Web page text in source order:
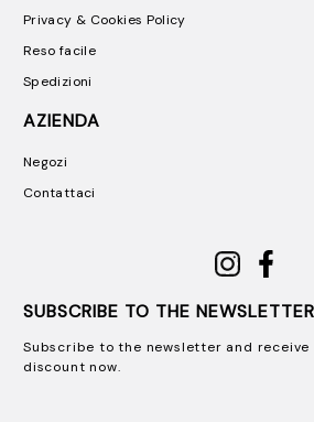
Privacy & Cookies Policy
Reso facile
Spedizioni
AZIENDA
Negozi
Contattaci
SUBSCRIBE TO THE NEWSLETTER
Subscribe to the newsletter and receive
discount now.